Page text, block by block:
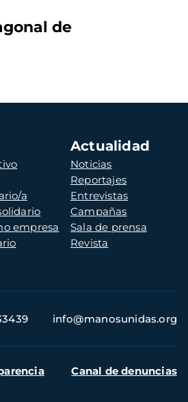
de
a
empresa
Actualidad
Noticias
Reportajes
Entrevistas
Campañas
Sala de prensa
Revista
info@manosunidas.org
Canal de denuncias